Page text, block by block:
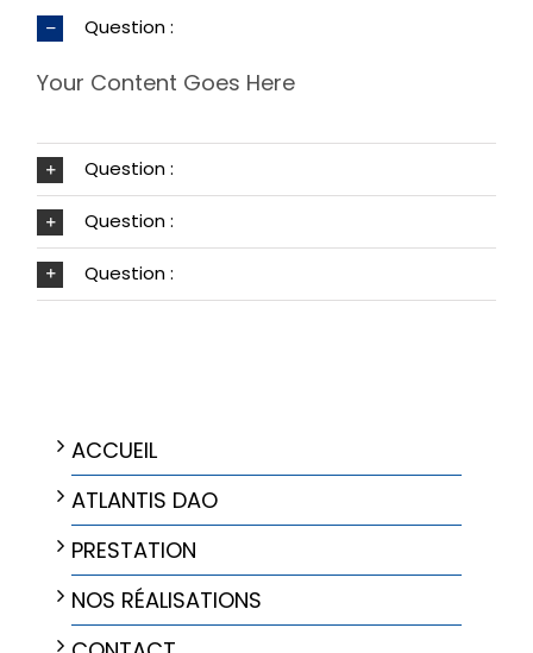
Question :
Your Content Goes Here
Question :
Question :
Question :
ACCUEIL
ATLANTIS DAO
PRESTATION
NOS RÉALISATIONS